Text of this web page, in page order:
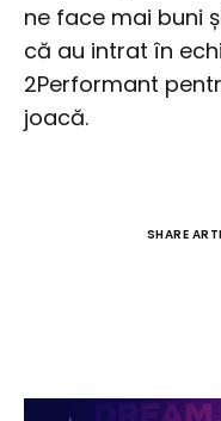
ne face mai buni
că au intrat în
2Performant
joacă.
SHARE